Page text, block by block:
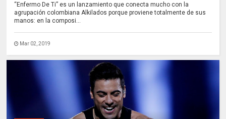
“Enfermo De Ti” es un lanzamiento que conecta mucho con la
agrupación colombiana Alkilados porque proviene totalmente de sus
manos: en la composi...
Mar 02, 2019